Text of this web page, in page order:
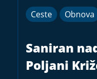
Ceste Obnova
Saniran
Poljani